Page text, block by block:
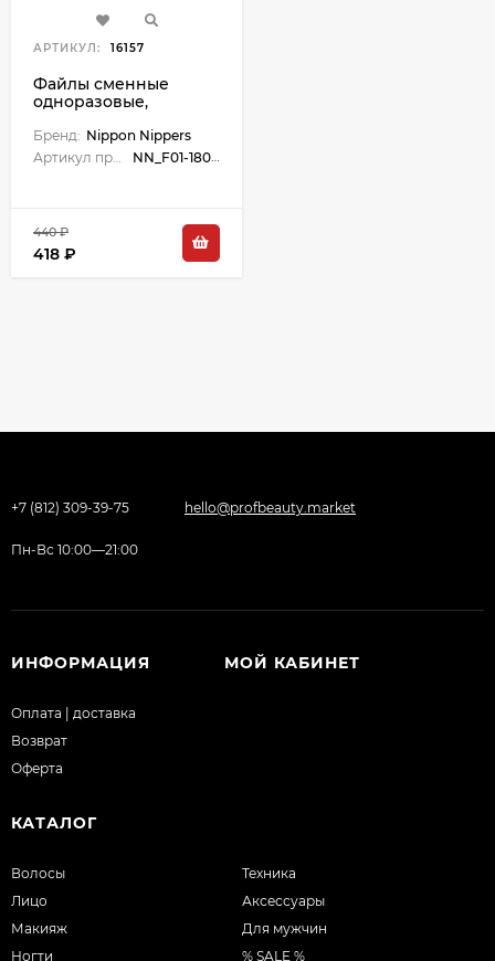
АРТИКУЛ: 16157
Файлы сменные
одноразовые,
кремния, 30 шт.
Размер 160х18 мм.
Бренд: Nippon Nippers
Артикул производителя:
NN_F01-180-A_(30)
440 ₽
418 ₽
+7 (812) 309-39-75 hello@profbeauty.market
Пн-Вс 10:00—21:00
ИНФОРМАЦИЯ
Оплата | доставка
Возврат
Оферта
МОЙ КАБИНЕТ
КАТАЛОГ
Волосы
Лицо
Макияж
Ногти
Техника
Аксессуары
Для мужчин
% SALE %